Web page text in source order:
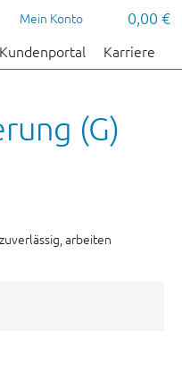
Mein Konto 0,00 €
Kundenportal Karriere
(G)
arbeiten